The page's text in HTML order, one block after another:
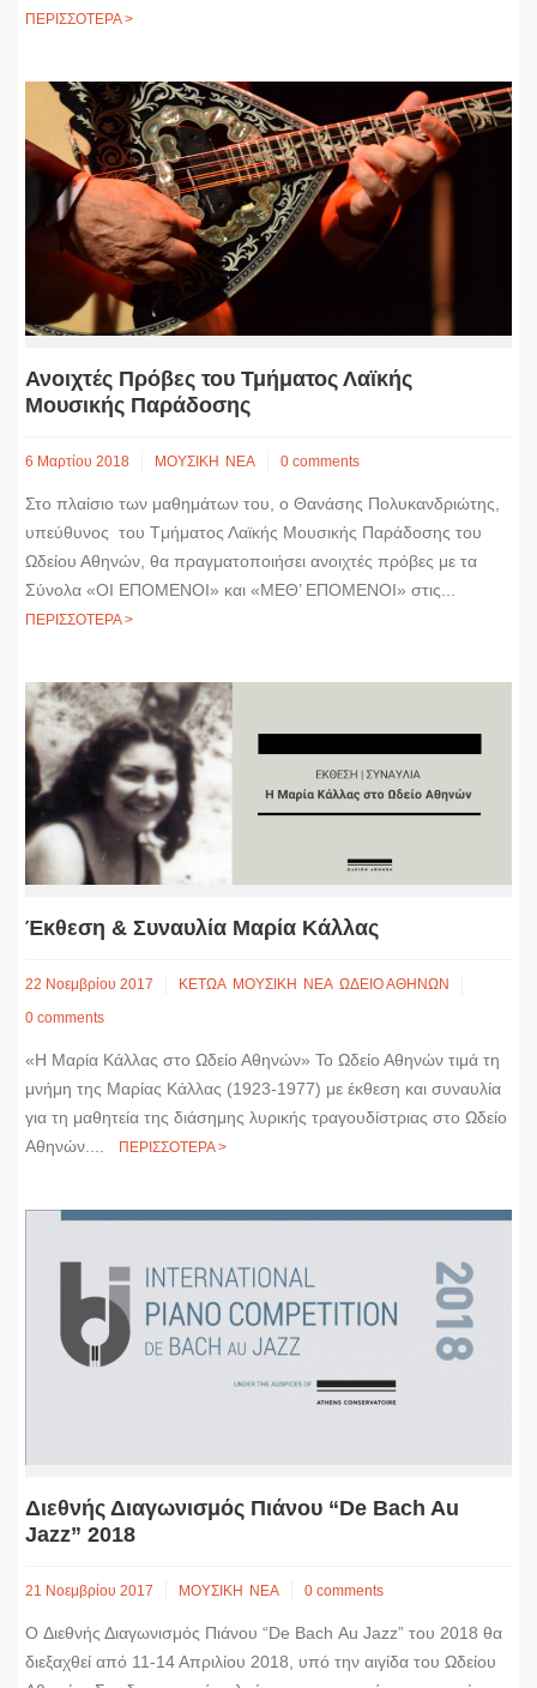
ΠΕΡΙΣΣΟΤΕΡΑ >
Ανοιχτές Πρόβες του Τμήματος Λαϊκής
Μουσικής Παράδοσης
6 Μαρτίου 2018 ΜΟΥΣΙΚΗ ΝΕΑ 0 comments
Στο πλαίσιο των μαθημάτων του, ο Θανάσης Πολυκανδριώτης,
υπεύθυνος του Tμήματος Λαϊκής Mουσικής Παράδοσης του
Ωδείου Αθηνών, θα πραγματοποιήσει ανοιχτές πρόβες με τα
Σύνολα «ΟΙ ΕΠΟΜΕΝΟΙ» και «ΜΕΘ’ ΕΠΟΜΕΝΟΙ» στις...
ΠΕΡΙΣΣΟΤΕΡΑ >
Έκθεση & Συναυλία Μαρία Κάλλας
22 Νοεμβρίου 2017 ΚΕΤΩΑ ΜΟΥΣΙΚΗ ΝΕΑ ΩΔΕΙΟ ΑΘΗΝΩΝ
0 comments
«Η Μαρία Κάλλας στο Ωδείο Αθηνών» Το Ωδείο Αθηνών τιμά τη
μνήμη της Μαρίας Κάλλας (1923-1977) με έκθεση και συναυλία
για τη μαθητεία της διάσημης λυρικής τραγουδίστριας στο Ωδείο
Αθηνών....
ΠΕΡΙΣΣΟΤΕΡΑ >
Διεθνής Διαγωνισμός Πιάνου “De Bach Au
Jazz” 2018
21 Νοεμβρίου 2017 ΜΟΥΣΙΚΗ ΝΕΑ 0 comments
O Διεθνής Διαγωνισμός Πιάνου “De Bach Au Jazz” του 2018 θα
διεξαχθεί από 11-14 Απριλίου 2018, υπό την αιγίδα του Ωδείου